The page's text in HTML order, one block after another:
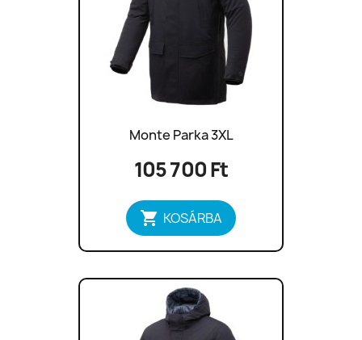
Monte Parka 3XL
105 700 Ft
 KOSÁRBA